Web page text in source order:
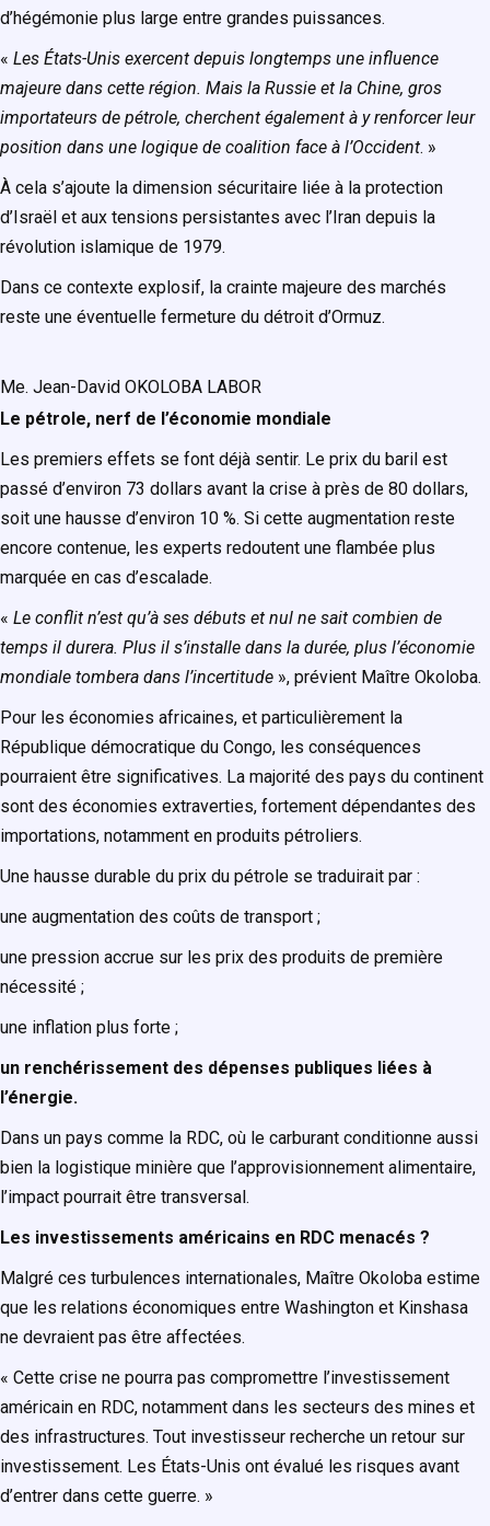
d’hégémonie plus large entre grandes puissances.
« Les États-Unis exercent depuis longtemps une influence
majeure dans cette région. Mais la Russie et la Chine, gros
importateurs de pétrole, cherchent également à y renforcer leur
position dans une logique de coalition face à l’Occident. »
À cela s’ajoute la dimension sécuritaire liée à la protection
d’Israël et aux tensions persistantes avec l’Iran depuis la
révolution islamique de 1979.
Dans ce contexte explosif, la crainte majeure des marchés
reste une éventuelle fermeture du détroit d’Ormuz.
Me. Jean-David OKOLOBA LABOR
Le pétrole, nerf de l’économie mondiale
Les premiers effets se font déjà sentir. Le prix du baril est
passé d’environ 73 dollars avant la crise à près de 80 dollars,
soit une hausse d’environ 10 %. Si cette augmentation reste
encore contenue, les experts redoutent une flambée plus
marquée en cas d’escalade.
« Le conflit n’est qu’à ses débuts et nul ne sait combien de
temps il durera. Plus il s’installe dans la durée, plus l’économie
mondiale tombera dans l’incertitude », prévient Maître Okoloba.
Pour les économies africaines, et particulièrement la
République démocratique du Congo, les conséquences
pourraient être significatives. La majorité des pays du continent
sont des économies extraverties, fortement dépendantes des
importations, notamment en produits pétroliers.
Une hausse durable du prix du pétrole se traduirait par :
une augmentation des coûts de transport ;
une pression accrue sur les prix des produits de première
nécessité ;
une inflation plus forte ;
un renchérissement des dépenses publiques liées à
l’énergie.
Dans un pays comme la RDC, où le carburant conditionne aussi
bien la logistique minière que l’approvisionnement alimentaire,
l’impact pourrait être transversal.
Les investissements américains en RDC menacés ?
Malgré ces turbulences internationales, Maître Okoloba estime
que les relations économiques entre Washington et Kinshasa
ne devraient pas être affectées.
« Cette crise ne pourra pas compromettre l’investissement
américain en RDC, notamment dans les secteurs des mines et
des infrastructures. Tout investisseur recherche un retour sur
investissement. Les États-Unis ont évalué les risques avant
d’entrer dans cette guerre. »